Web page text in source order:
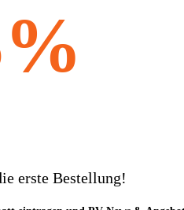
erste Bestellung!